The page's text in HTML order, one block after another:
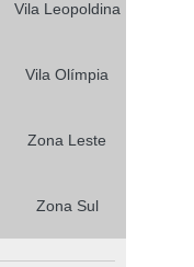
Vila Leopoldina
Vila Olímpia
Zona Leste
Zona Sul